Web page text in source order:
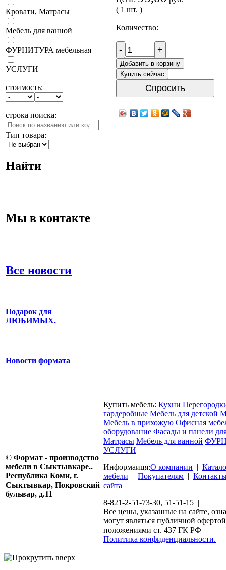
Кровати, Матрасы
Мебель для ванной
ФУРНИТУРА мебельная
УСЛУГИ
стоимость:
строка поиска:
Тип товара:
Найти
Мы в контакте
Все новости
Подарок для
ЛЮБИМЫХ.
Новости формата
( 1 шт. )
Количество:
- +
Добавить в корзину
Купить сейчас
Спросить
© Формат - производство
мебели в Сыктывкаре..
Республика Коми, г.
Сыктывкар, Покровский
бульвар, д.11
Купить мебель: Кухни
гардеробные Мебель для детской
Мебель в прихожую Офисная
оборудование Фасады и панели
Матрасы Мебель для ванной
УСЛУГИ
Информаиця:О компании |
мебели | Покупателям |
сайта
8-821-2-51-73-30, 51-51-15 |
Все цены, указанные на сайте,
могут являться публичной
положениями ст. 437 ГК РФ
Политика конфиденциальности.